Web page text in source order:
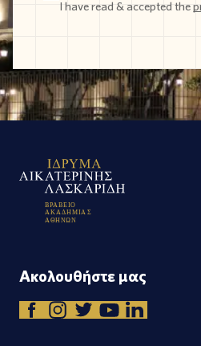
I have read & accepted the
ΒΡΑΒΕΙΟ
ΑΚΑΔΗΜΙΑ Σ
Α ΘΗΝΩΝ
Ακολουθήστε μας